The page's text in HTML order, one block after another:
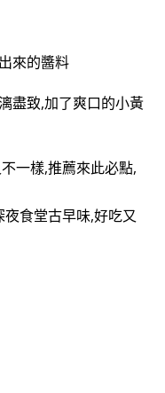
來的醬料
盡致,加了爽口的小黃
一樣,推薦來此必點,